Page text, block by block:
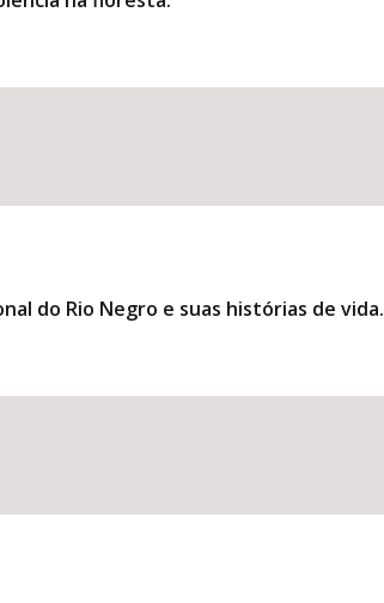
do Rio Negro e suas histórias de vida.